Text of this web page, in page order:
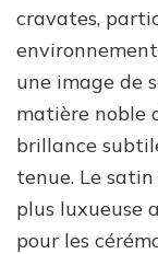
cravates,
une image de
matière noble
brillance
tenue. Le
plus luxueuse
pour les